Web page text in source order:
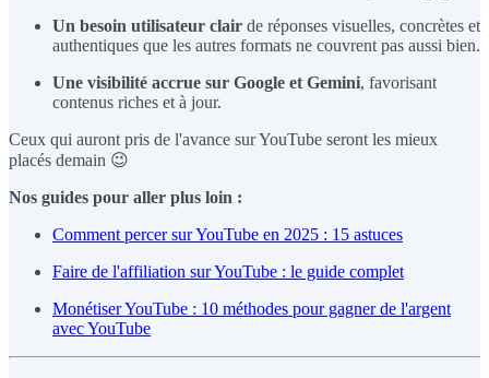
Un besoin utilisateur clair de réponses visuelles, concrètes et
authentiques que les autres formats ne couvrent pas aussi bien.
Une visibilité accrue sur Google et Gemini, favorisant
contenus riches et à jour.
Ceux qui auront pris de l'avance sur YouTube seront les mieux
placés demain 😉
Nos guides pour aller plus loin :
Comment percer sur YouTube en 2025 : 15 astuces
Faire de l'affiliation sur YouTube : le guide complet
Monétiser YouTube : 10 méthodes pour gagner de l'argent
avec YouTube